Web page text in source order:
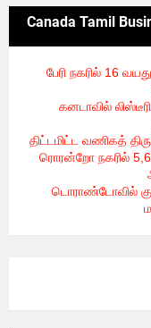
Canada Tamil
பேரி நகரில் 16
கனடாவில்
திட்டமிட்ட வணிகத்
ரொரன்றோ நகரில்
டொராண்டோவில்